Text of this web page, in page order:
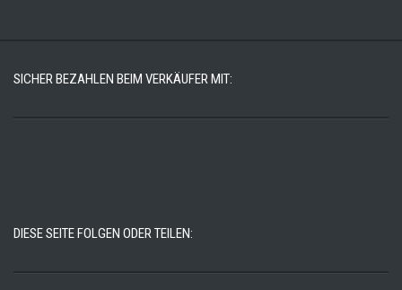
SICHER BEZAHLEN BEIM VERKÄUFER MIT:
DIESE SEITE FOLGEN ODER TEILEN: